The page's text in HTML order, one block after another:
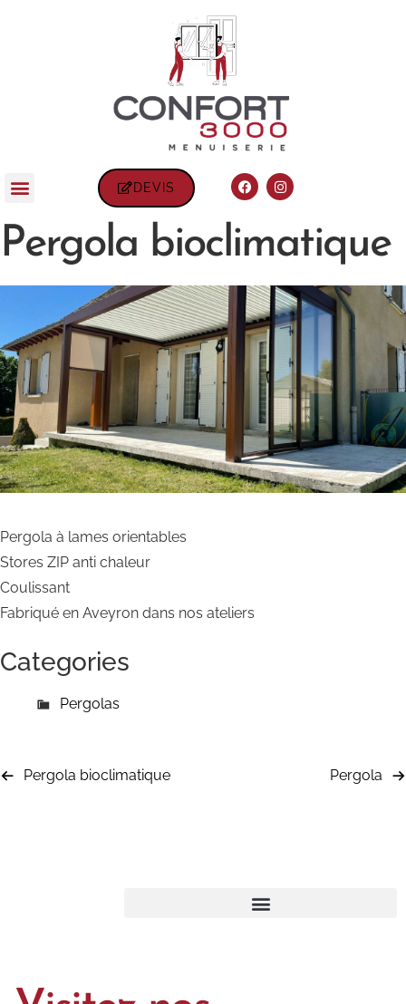
DEVIS
Pergola bioclimatique
Pergola à lames orientables
Stores ZIP anti chaleur
Coulissant
Fabriqué en Aveyron dans nos ateliers
Categories
Pergolas
Pergola bioclimatique Pergola